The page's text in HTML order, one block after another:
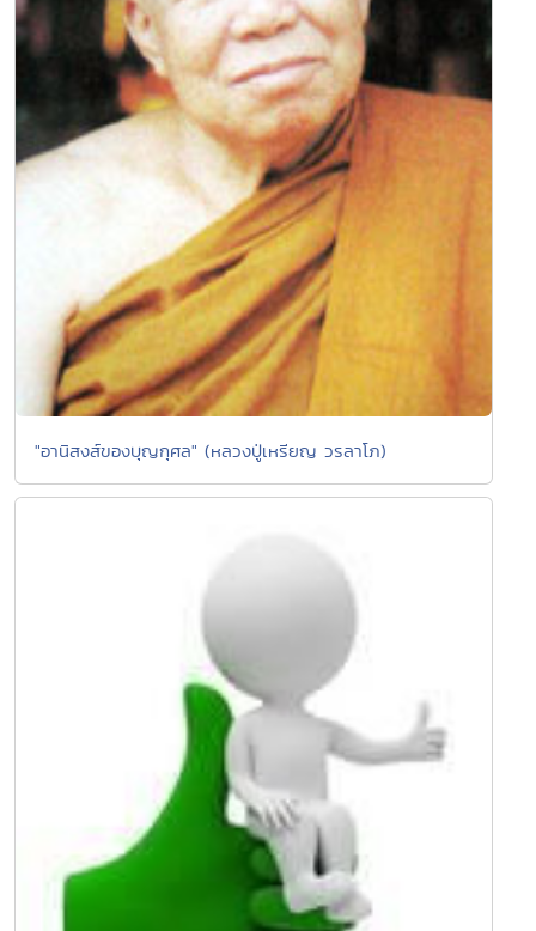
"อานิสงส์ของบุญกุศล" (หลวงปู่เหรียญ วรลาโภ)